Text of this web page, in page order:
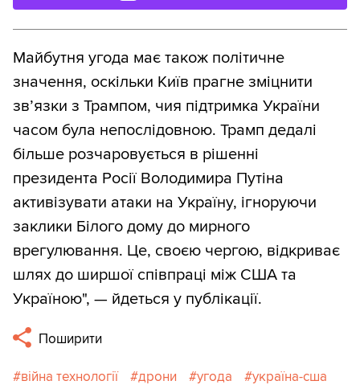
Майбутня угода має також політичне
значення, оскільки Київ прагне зміцнити
зв’язки з Трампом, чия підтримка України
часом була непослідовною. Трамп дедалі
більше розчаровується в рішенні
президента Росії Володимира Путіна
активізувати атаки на Україну, ігноруючи
заклики Білого дому до мирного
врегулювання. Це, своєю чергою, відкриває
шлях до ширшої співпраці між США та
Україною", — йдеться у публікації.
Поширити
війна технології дрони угода україна-сша